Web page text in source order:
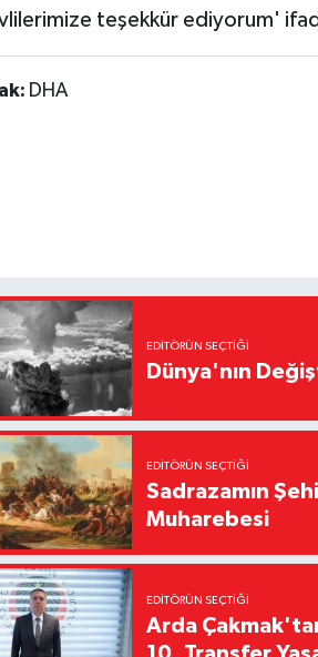
teşekkür ediyorum'
DHA
EDITÖRÜN SEÇTIĞI
Dünya'nın
EDITÖRÜN SEÇTIĞI
Sadrazamın
Muharebesi
EDITÖRÜN SEÇTIĞI
Arda